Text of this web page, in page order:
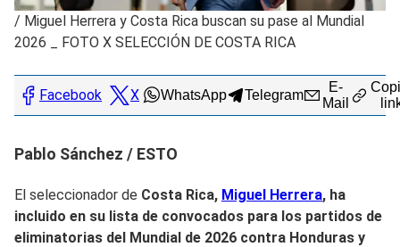
/ Miguel Herrera y Costa Rica buscan su pase al Mundial
2026 _ FOTO X SELECCIÓN DE COSTA RICA
Facebook X WhatsApp Telegram
E-
Mail
Pablo Sánchez / ESTO
El seleccionador de Costa Rica, Miguel Herrera, ha
incluido en su lista de convocados para los partidos de
eliminatorias del Mundial de 2026 contra Honduras y